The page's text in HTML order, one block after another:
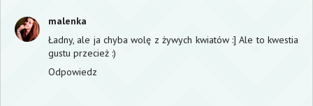
malenka
Ładny, ale ja chyba wolę z żywych kwiatów :] Ale to kwestia
gustu przecież :)
Odpowiedz